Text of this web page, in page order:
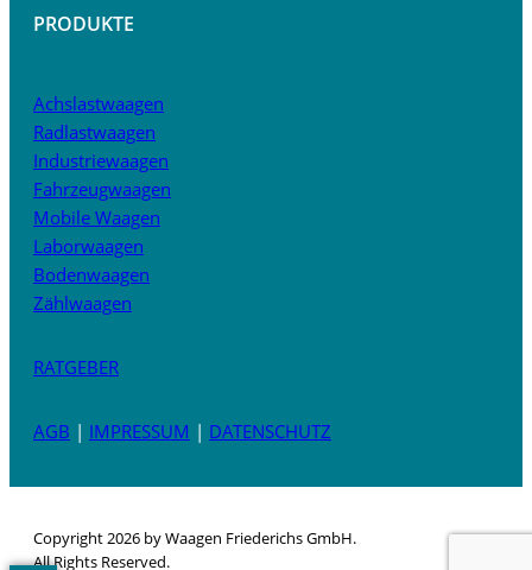
PRODUKTE
Achslastwaagen
Radlastwaagen
Industriewaagen
Fahrzeugwaagen
Mobile Waagen
Laborwaagen
Bodenwaagen
Zählwaagen
RATGEBER
AGB | IMPRESSUM | DATENSCHUTZ
Copyright 2026 by Waagen Friederichs GmbH.
All Rights Reserved.